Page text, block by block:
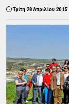
Τρίτη 28 Απριλίου 2015